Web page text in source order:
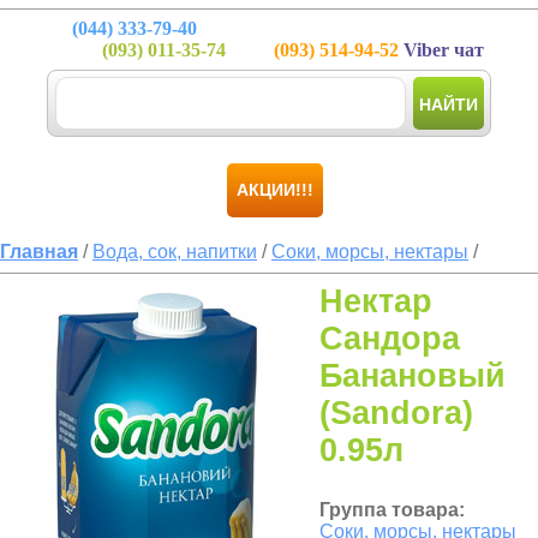
(044) 333-79-40
(093) 011-35-74 (093) 514-94-52 Viber чат
НАЙТИ
АКЦИИ!!!
Главная / Вода, сок, напитки /Соки, морсы, нектары /
Нектар
Сандора
Банановый
(Sandora)
0.95л
Группа товара:
Соки, морсы, нектары